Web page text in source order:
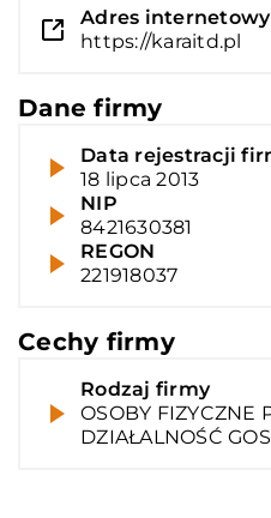
Adres internetowy
https://karaitd.pl
Dane firmy
Data rejestracji
18 lipca 2013
NIP
8421630381
REGON
221918037
Cechy firmy
Rodzaj firmy
OSOBY FIZYCZNE
DZIAŁALNOŚĆ